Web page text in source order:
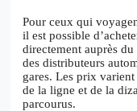
Pour ceux qui
il est possible
directement auprès
des distributeurs
gares. Les prix
de la ligne et de la
parcourus.